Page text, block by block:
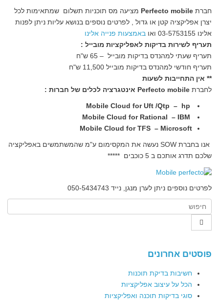
חברת Perfecto mobile מציעה מס תוכניות תשלום שמתאימות לכל
יצרן אפליקציה קטן או גדול , לפרטים נוספים בנושא עליות ניתן לפנות
אלינו 03-5753155 ואו
באמצעות פנייה אלינו
תעריף לשירות בדיקות לאפליקציות מובייל :
תעריף שעתי למהנדס בדיקות מובייל – 65 ש"ח
תעריף חודשי למהנדס בדיקות מובייל 11,500 ש"ח
** אין התחייבות לשעות
לחברת Perfecto mobile אינטגרציה לכלים של חברות :
Mobile Cloud for Uft /Qtp – hp
Mobile Cloud for Rational – IBM
Mobile Cloud for TFS – Microsoft
אנו בחברת SOW נעשה את המקסימום ע"מ שהמשתמשים באפליקציה
שלכם תדרג אותכם ב 5 כוכבים *****
לפרטים נוספים ניתן לערן מנגן, נייד 050-5434743
פוסטים אחרונים
חשיבות בדיקת תוכנות
הכל על עיצוב אפליקציות
סוגי בדיקות תוכנה ואפליקציות